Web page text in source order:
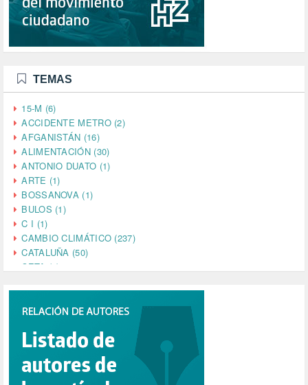
TEMAS
15-M (6)
ACCIDENTE METRO (2)
AFGANISTÁN (16)
ALIMENTACIÓN (30)
ANTONIO DUATO (1)
ARTE (1)
BOSSANOVA (1)
BULOS (1)
C I (1)
CAMBIO CLIMÁTICO (237)
CATALUÑA (50)
CETA (2)
CINE (35)
COMPROMISO (2)
CONFERENCIA (1)
CONSUMO (1)
CORONAVIRUS (155)